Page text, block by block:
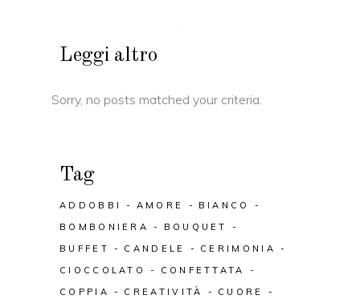
Leggi altro
Sorry, no posts matched your criteria.
Tag
ADDOBBI AMORE
BIANCO
BOMBONIERA
BOUQUET
BUFFET
CANDELE
CERIMONIA
CIOCCOLATO
CONFETTATA
COPPIA
CREATIVITÀ
CUORE